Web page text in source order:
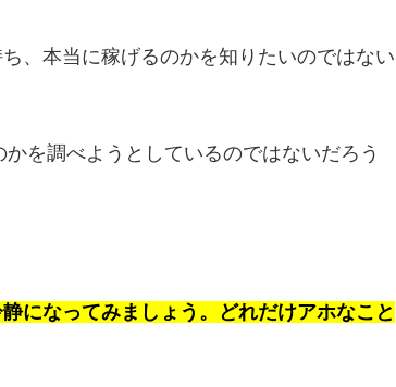
、本当に稼げるのかを知りたいのではない
を調べようとしているのではないだろう
になってみましょう。どれだけアホなこと